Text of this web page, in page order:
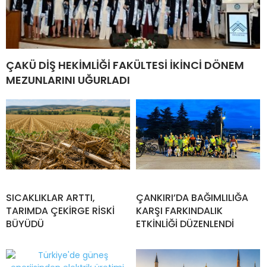
ÇAKÜ DİŞ HEKİMLİĞİ FAKÜLTESİ İKİNCİ DÖNEM
MEZUNLARINI UĞURLADI
SICAKLIKLAR ARTTI,
TARIMDA ÇEKİRGE RİSKİ
BÜYÜDÜ
ÇANKIRI’DA BAĞIMLILIĞA
KARŞI FARKINDALIK
ETKİNLİĞİ DÜZENLENDİ